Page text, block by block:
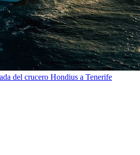
del crucero Hondius a Tenerife